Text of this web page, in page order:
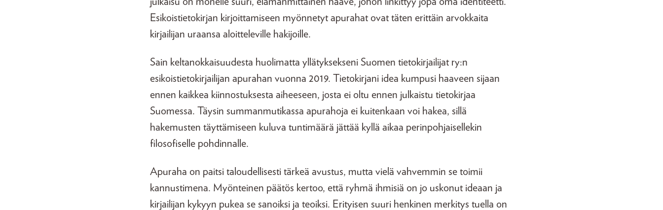
Esikoistietokirjan kirjoittamiseen myönnetyt apurahat ovat täten erittäin arvokkaita
kirjailijan uraansa aloitteleville hakijoille.
Sain keltanokkaisuudesta huolimatta yllätyksekseni Suomen tietokirjailijat ry:n
esikoistietokirjailijan apurahan vuonna 2019. Tietokirjani idea kumpusi haaveen sijaan
ennen kaikkea kiinnostuksesta aiheeseen, josta ei oltu ennen julkaistu tietokirjaa
Suomessa. Täysin summanmutikassa apurahoja ei kuitenkaan voi hakea, sillä
hakemusten täyttämiseen kuluva tuntimäärä jättää kyllä aikaa perinpohjaisellekin
filosofiselle pohdinnalle.
Apuraha on paitsi taloudellisesti tärkeä avustus, mutta vielä vahvemmin se toimii
kannustimena. Myönteinen päätös kertoo, että ryhmä ihmisiä on jo uskonut ideaan ja
kirjailijan kykyyn pukea se sanoiksi ja teoiksi. Erityisen suuri henkinen merkitys tuella on